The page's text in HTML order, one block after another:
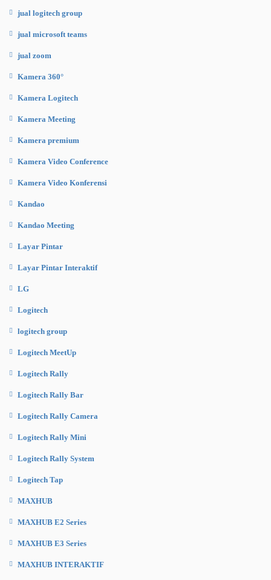
jual logitech group
jual microsoft teams
jual zoom
Kamera 360°
Kamera Logitech
Kamera Meeting
Kamera premium
Kamera Video Conference
Kamera Video Konferensi
Kandao
Kandao Meeting
Layar Pintar
Layar Pintar Interaktif
LG
Logitech
logitech group
Logitech MeetUp
Logitech Rally
Logitech Rally Bar
Logitech Rally Camera
Logitech Rally Mini
Logitech Rally System
Logitech Tap
MAXHUB
MAXHUB E2 Series
MAXHUB E3 Series
MAXHUB INTERAKTIF